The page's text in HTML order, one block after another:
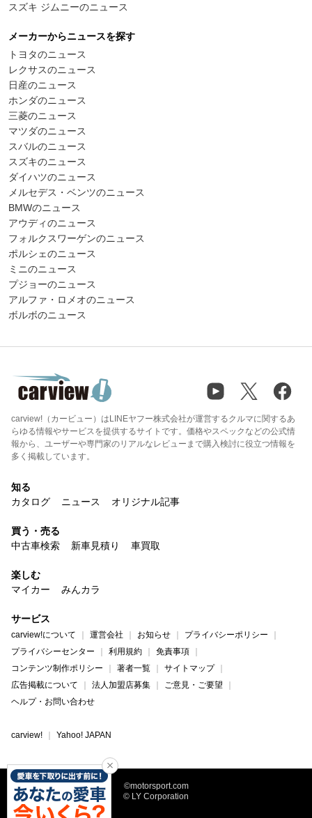
スズキ ジムニーのニュース
メーカーからニュースを探す
トヨタのニュース
レクサスのニュース
日産のニュース
ホンダのニュース
三菱のニュース
マツダのニュース
スバルのニュース
スズキのニュース
ダイハツのニュース
メルセデス・ベンツのニュース
BMWのニュース
アウディのニュース
フォルクスワーゲンのニュース
ポルシェのニュース
ミニのニュース
プジョーのニュース
アルファ・ロメオのニュース
ボルボのニュース
carview!（カービュー）はLINEヤフー株式会社が運営するクルマに関するあ
らゆる情報やサービスを提供するサイトです。価格やスペックなどの公式情
報から、ユーザーや専門家のリアルなレビューまで購入検討に役立つ情報を
多く掲載しています。
知る
カタログ
ニュース オリジナル記事
買う・売る
中古車検索
新車見積り 車買取
楽しむ
マイカー
みんカラ
サービス
carview!について 運営会社 お知らせ
プライバシーポリシー
プライバシーセンター
利用規約
免責事項
コンテンツ制作ポリシー
著者一覧
サイトマップ
広告掲載について
法人加盟店募集
ご意見・ご要望
ヘルプ・お問い合わせ
carview! Yahoo! JAPAN
©motorsport.com
© LY Corporation